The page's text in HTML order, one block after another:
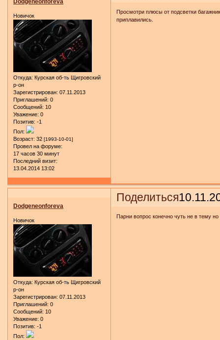
Dodgeneonforeva
Новичок
Откуда: Курская об-ть Щигровский
р-он
Зарегистрирован: 07.11.2013
Приглашений: 0
Сообщений: 10
Уважение: 0
Позитив: -1
Пол:
Возраст: 32 [1993-10-01]
Провел на форуме:
17 часов 30 минут
Последний визит:
13.04.2014 13:02
Просмотри плюсы от подсветки
приплавились.
Поделиться
Dodgeneonforeva
Новичок
Откуда: Курская об-ть Щигровский
р-он
Зарегистрирован: 07.11.2013
Приглашений: 0
Сообщений: 10
Уважение: 0
Позитив: -1
Пол:
Парни вопрос конечно чуть не в тему